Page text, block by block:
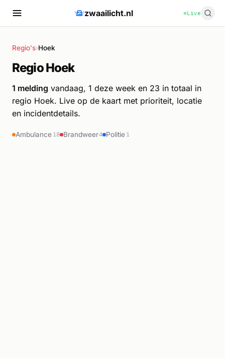
zwaailicht.nl Live
Regio's›Hoek
Regio Hoek
1 melding vandaag, 1 deze week en 23 in totaal in
regio Hoek. Live op de kaart met prioriteit, locatie
en incidentdetails.
Ambulance 18 Brandweer4 Politie 1